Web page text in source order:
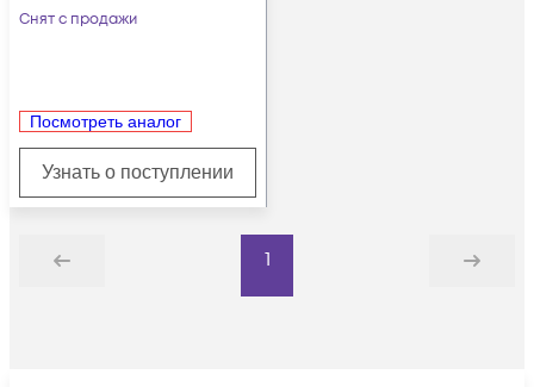
Intelligent
Снят с продажи
Посмотреть аналог
Узнать о поступлении
Назад
1
Дальше